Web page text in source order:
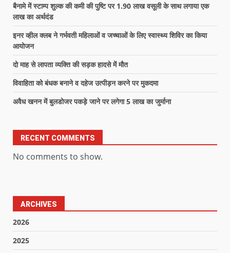
बैनामे में स्टाम्प शुल्क की कमी की पुष्टि पर 1.90 लाख वसूली के साथ लगाया एक
लाख का अर्थदंड
इनर व्हील क्लब ने गर्भवती महिलाओं व जच्चाओं के लिए स्वास्थ्य शिविर का किया
आयोजन
दो माह से लापता व्यक्ति की सड़क हादसे में मौत
विवाहिता को बंधक बनाने व दहेज उत्पीड़न करने पर मुकदमा
अवैध खनन में बुलडोजर पकड़े जाने पर लगेगा 5 लाख का जुर्माना
RECENT COMMENTS
No comments to show.
ARCHIVES
2026
2025